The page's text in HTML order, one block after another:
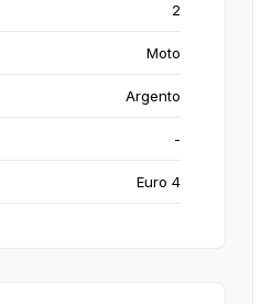
2
Moto
Argento
-
Euro 4